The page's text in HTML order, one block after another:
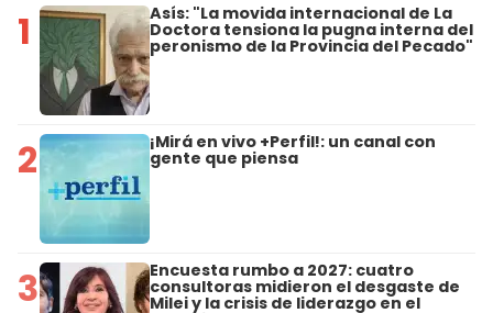
1 Asís: "La movida internacional de La
Doctora tensiona la pugna interna del
peronismo de la Provincia del Pecado"
2 ¡Mirá en vivo +Perfil!: un canal con
gente que piensa
3 Encuesta rumbo a 2027: cuatro
consultoras midieron el desgaste de
Milei y la crisis de liderazgo en el